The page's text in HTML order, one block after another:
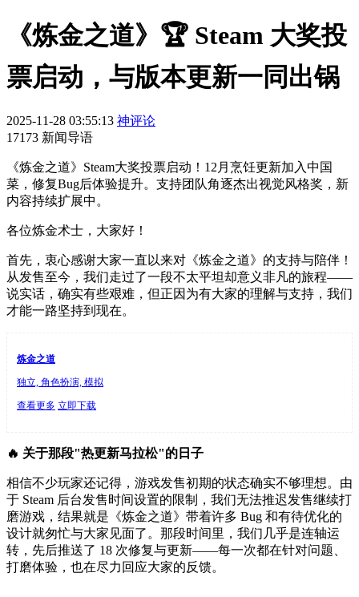
《炼金之道》🏆 Steam 大奖投
票启动，与版本更新一同出锅
2025-11-28 03:55:13 神评论
17173 新闻导语
《炼金之道》Steam大奖投票启动！12月烹饪更新加入中国
菜，修复Bug后体验提升。支持团队角逐杰出视觉风格奖，新
内容持续扩展中。
各位炼金术士，大家好！
首先，衷心感谢大家一直以来对《炼金之道》的支持与陪伴！
从发售至今，我们走过了一段不太平坦却意义非凡的旅程——
说实话，确实有些艰难，但正因为有大家的理解与支持，我们
才能一路坚持到现在。
炼金之道
独立, 角色扮演, 模拟
查看更多 立即下载
🔥 关于那段"热更新马拉松"的日子
相信不少玩家还记得，游戏发售初期的状态确实不够理想。由
于 Steam 后台发售时间设置的限制，我们无法推迟发售继续打
磨游戏，结果就是《炼金之道》带着许多 Bug 和有待优化的
设计就匆忙与大家见面了。那段时间里，我们几乎是连轴运
转，先后推送了 18 次修复与更新——每一次都在针对问题、
打磨体验，也在尽力回应大家的反馈。